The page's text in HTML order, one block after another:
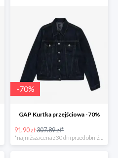
-70%
GAP Kurtka przejściowa -70%
91.90 zł307.89 zł*
*najniższa cena z 30 dni przed obniżką